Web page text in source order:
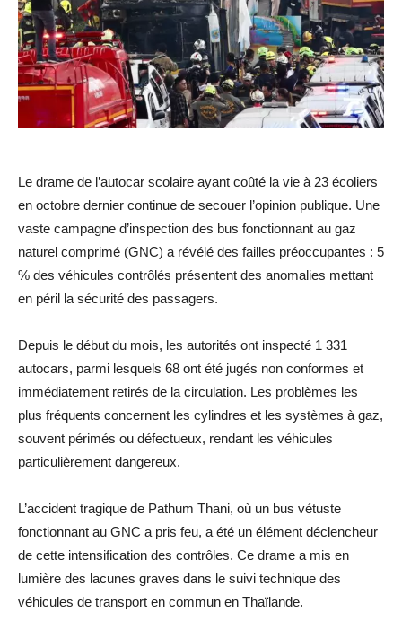
Le drame de l’autocar scolaire ayant coûté la vie à 23 écoliers
en octobre dernier continue de secouer l’opinion publique. Une
vaste campagne d’inspection des bus fonctionnant au gaz
naturel comprimé (GNC) a révélé des failles préoccupantes : 5
% des véhicules contrôlés présentent des anomalies mettant
en péril la sécurité des passagers.
Depuis le début du mois, les autorités ont inspecté 1 331
autocars, parmi lesquels 68 ont été jugés non conformes et
immédiatement retirés de la circulation. Les problèmes les
plus fréquents concernent les cylindres et les systèmes à gaz,
souvent périmés ou défectueux, rendant les véhicules
particulièrement dangereux.
L’accident tragique de Pathum Thani, où un bus vétuste
fonctionnant au GNC a pris feu, a été un élément déclencheur
de cette intensification des contrôles. Ce drame a mis en
lumière des lacunes graves dans le suivi technique des
véhicules de transport en commun en Thaïlande.